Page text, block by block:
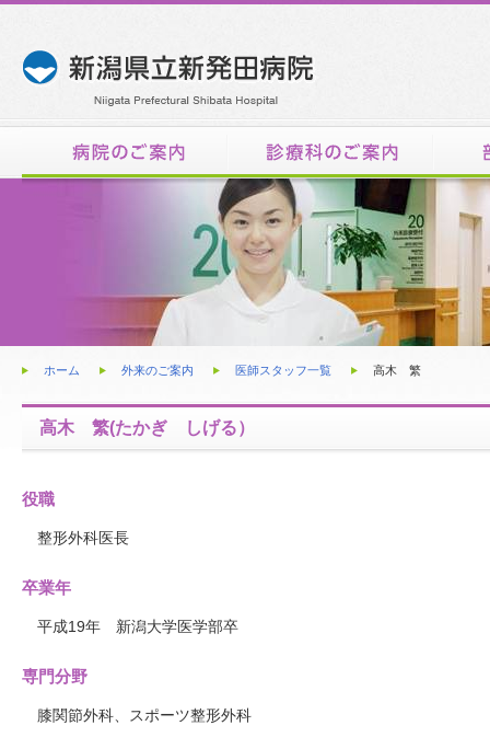
内
ホーム 外来のご案内 医師スタッフ一覧 高木 繁
高木 繁(たかぎ しげる）
役職
整形外科医長
卒業年
平成19年 新潟大学医学部卒
専門分野
膝関節外科、スポーツ整形外科